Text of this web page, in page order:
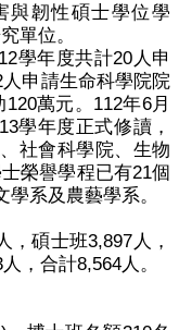
與韌性碩士學位學
單位。
學年度共計20 人申
人申請生命科學院院
120萬元。 112年6月
學年度正式修讀，
社會科學院、生物
榮譽學程已有21個
系及農藝學系。
，碩士班3,897 人，
人，合計8,564人 。